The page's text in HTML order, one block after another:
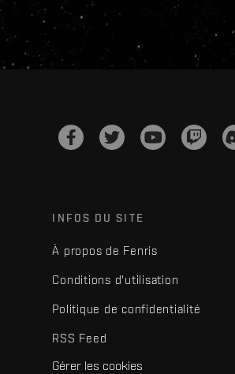
INFOS DU SITE
À propos de Fenris
Conditions d'utilisation
Politique de confidentialité
RSS Feed
Gérer les cookies